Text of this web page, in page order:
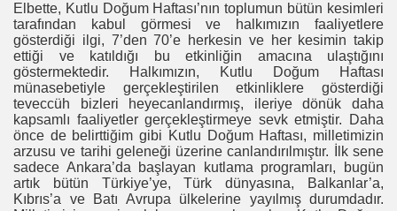
Elbette, Kutlu Doğum Haftası’nın toplumun bütün kesimleri
tarafından kabul görmesi ve halkımızın faaliyetlere
gösterdiği ilgi, 7’den 70’e herkesin ve her kesimin takip
ettiği ve katıldığı bu etkinliğin amacına ulaştığını
göstermektedir. Halkımızın, Kutlu Doğum Haftası
münasebetiyle gerçekleştirilen etkinliklere gösterdiği
teveccüh bizleri heyecanlandırmış, ileriye dönük daha
kapsamlı faaliyetler gerçekleştirmeye sevk etmiştir. Daha
önce de belirttiğim gibi Kutlu Doğum Haftası, milletimizin
arzusu ve tarihi geleneği üzerine canlandırılmıştır. İlk sene
sadece Ankara’da başlayan kutlama programları, bugün
artık bütün Türkiye’ye, Türk dünyasına, Balkanlar’a,
Kıbrıs’a ve Batı Avrupa ülkelerine yayılmış durumdadır.